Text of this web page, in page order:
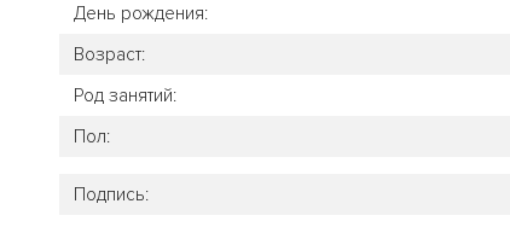
День рождения:
Возраст:
Род занятий:
Пол:
Подпись: